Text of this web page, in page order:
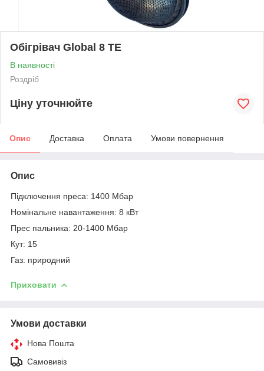
Обігрівач Global 8 TE
В наявності
Роздріб
Ціну уточнюйте
Опис Доставка Оплата Умови повернення
Опис
Підключення преса: 1400 Мбар
Номінальне навантаження: 8 кВт
Прес пальника: 20-1400 Мбар
Кут: 15
Газ: природний
Приховати
Умови доставки
Нова Пошта
Самовивіз